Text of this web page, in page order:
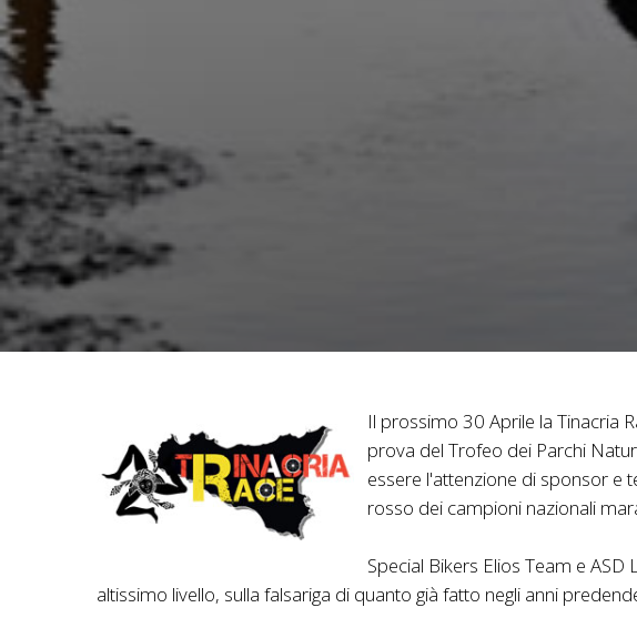
Il prossimo 30 Aprile la Tinacria
prova del Trofeo dei Parchi
essere l'attenzione di sponsor e
rosso dei campioni nazionali
Special Bikers Elios Team e
altissimo livello, sulla falsariga di quanto già fatto negli anni